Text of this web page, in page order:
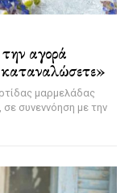
αγορά
μαρμελάδας
συνεννόηση με την